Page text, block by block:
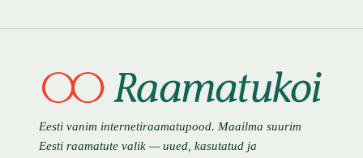
Eesti vanim internetiraamatupood. Maailma suurim
Eesti raamatute valik — uued, kasutatud ja